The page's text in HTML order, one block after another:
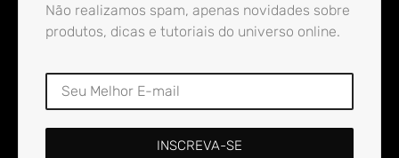
Não realizamos spam, apenas novidades sobre
produtos, dicas e tutoriais do universo online.
INSCREVA-SE